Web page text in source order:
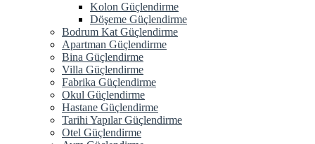
Kolon Güçlendirme
Döşeme Güçlendirme
Bodrum Kat Güçlendirme
Apartman Güçlendirme
Bina Güçlendirme
Villa Güçlendirme
Fabrika Güçlendirme
Okul Güçlendirme
Hastane Güçlendirme
Tarihi Yapılar Güçlendirme
Otel Güçlendirme